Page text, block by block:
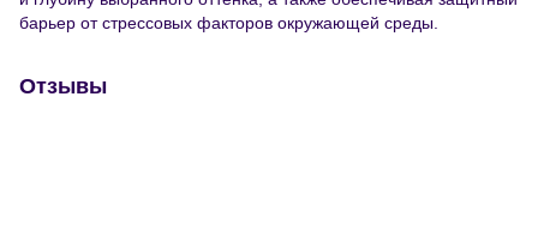
барьер от стрессовых факторов окружающей среды.
Отзывы